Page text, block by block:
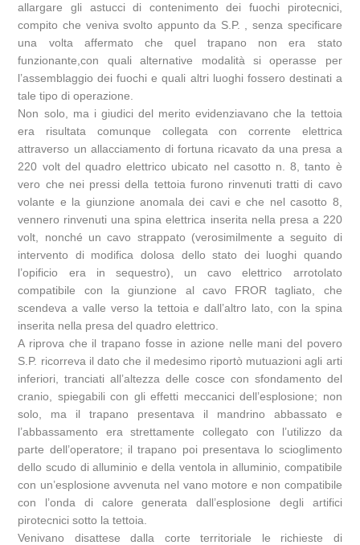
allargare gli astucci di contenimento dei fuochi pirotecnici,
compito che veniva svolto appunto da S.P. , senza specificare
una volta affermato che quel trapano non era stato
funzionante,con quali alternative modalità si operasse per
l’assemblaggio dei fuochi e quali altri luoghi fossero destinati a
tale tipo di operazione.
Non solo, ma i giudici del merito evidenziavano che la tettoia
era risultata comunque collegata con corrente elettrica
attraverso un allacciamento di fortuna ricavato da una presa a
220 volt del quadro elettrico ubicato nel casotto n. 8, tanto è
vero che nei pressi della tettoia furono rinvenuti tratti di cavo
volante e la giunzione anomala dei cavi e che nel casotto 8,
vennero rinvenuti una spina elettrica inserita nella presa a 220
volt, nonché un cavo strappato (verosimilmente a seguito di
intervento di modifica dolosa dello stato dei luoghi quando
l’opificio era in sequestro), un cavo elettrico arrotolato
compatibile con la giunzione al cavo FROR tagliato, che
scendeva a valle verso la tettoia e dall’altro lato, con la spina
inserita nella presa del quadro elettrico.
A riprova che il trapano fosse in azione nelle mani del povero
S.P. ricorreva il dato che il medesimo riportò mutuazioni agli arti
inferiori, tranciati all’altezza delle cosce con sfondamento del
cranio, spiegabili con gli effetti meccanici dell’esplosione; non
solo, ma il trapano presentava il mandrino abbassato e
l’abbassamento era strettamente collegato con l’utilizzo da
parte dell’operatore; il trapano poi presentava lo scioglimento
dello scudo di alluminio e della ventola in alluminio, compatibile
con un’esplosione avvenuta nel vano motore e non compatibile
con l’onda di calore generata dall’esplosione degli artifici
pirotecnici sotto la tettoia.
Venivano disattese dalla corte territoriale le richieste di